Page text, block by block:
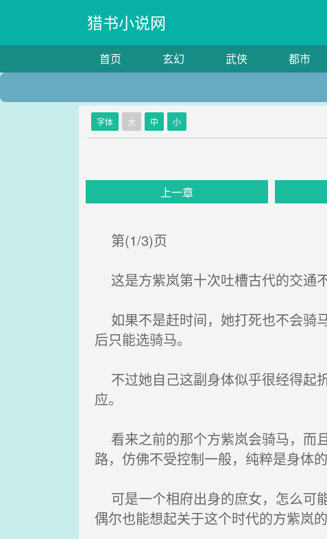
猎书小说网
首页 玄幻 武侠 都市
字体 大 中 小
上一章
第(1/3)页
这是方紫岚第十次吐槽古代的交通
如果不是赶时间，她打死也不会骑
后只能选骑马。
不过她自己这副身体似乎很经得起
应。
看来之前的那个方紫岚会骑马，而
路，仿佛不受控制一般，纯粹是身体的
可是一个相府出身的庶女，怎么可
偶尔也能想起关于这个时代的方紫岚的